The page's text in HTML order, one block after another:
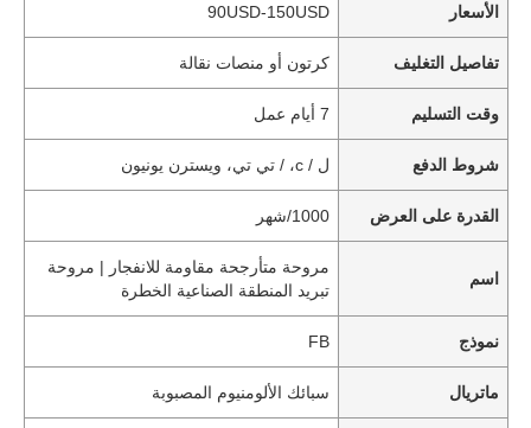
الأسعار 90USD-150USD
تفاصيل التغليف كرتون أو منصات نقالة
وقت التسليم 7 أيام عمل
شروط الدفع ل / c، / تي تي، ويسترن يونيون
القدرة على العرض 1000/شهر
اسم
مروحة متأرجحة مقاومة للانفجار | مروحة
تبريد المنطقة الصناعية الخطرة
نموذج FB
ماتريال سبائك الألومنيوم المصبوبة